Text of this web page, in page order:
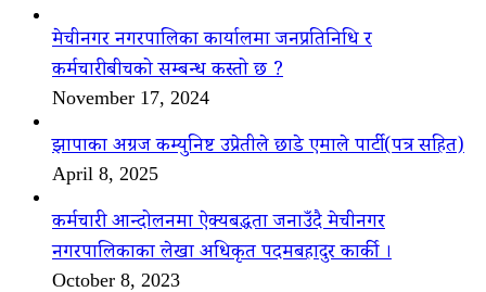
मेचीनगर नगरपालिका कार्यालमा जनप्रतिनिधि र
कर्मचारीबीचको सम्बन्ध कस्तो छ ?
November 17, 2024
झापाका अग्रज कम्युनिष्ट उप्रेतीले छाडे एमाले पार्टी(पत्र सहित)
April 8, 2025
कर्मचारी आन्दोलनमा ऐक्यबद्धता जनाउँदै मेचीनगर
नगरपालिकाका लेखा अधिकृत पदमबहादुर कार्की ।
October 8, 2023